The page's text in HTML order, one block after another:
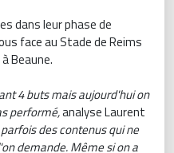
dans leur phase de
face au Stade de Reims
Beaune.
4 buts mais aujourd'hui on
performé,analyse Laurent
parfois des contenus qui ne
demande. Même si on a